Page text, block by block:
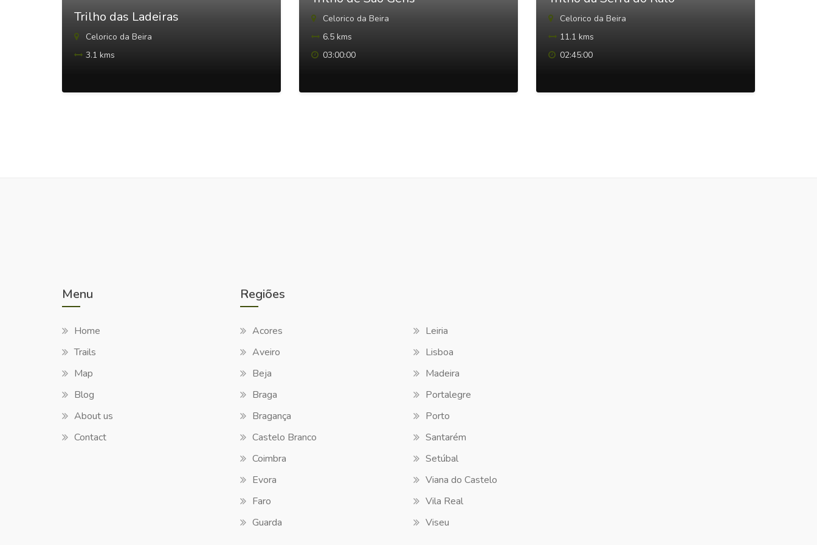
Trilho das Ladeiras
Celorico da Beira
3.1 kms
Celorico da Beira
6.5 kms
03:00:00
Celorico da Beira
11.1 kms
02:45:00
Menu
Home
Trails
Map
Blog
About us
Contact
Regiões
Acores
Aveiro
Beja
Braga
Bragança
Castelo Branco
Coimbra
Evora
Faro
Guarda
Leiria
Lisboa
Madeira
Portalegre
Porto
Santarém
Setúbal
Viana do Castelo
Vila Real
Viseu